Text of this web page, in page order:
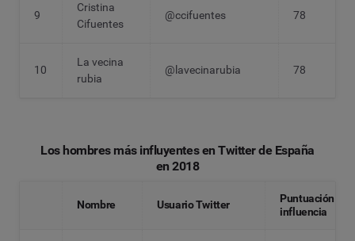
9
Cristina
Cifuentes
@ccifuentes 78
10
La vecina
rubia
@lavecinarubia 78
Los hombres más influyentes en Twitter de España
en 2018
Nombre Usuario Twitter
Puntuación
influencia